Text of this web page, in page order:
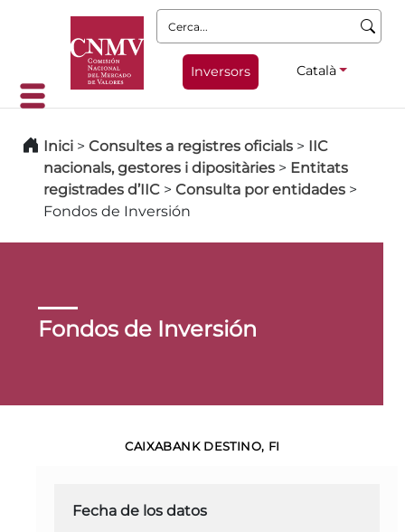
Cerca:
Inversors Català
Inici > Consultes a registres oficials > IIC
nacionals, gestores i dipositàries > Entitats
registrades d’IIC > Consulta por entidades >
Fondos de Inversión
Fondos de Inversión
CAIXABANK DESTINO, FI
Fecha de los datos